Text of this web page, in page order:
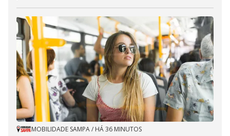
MOBILIDADE SAMPA/ HÁ 36 MINUTOS